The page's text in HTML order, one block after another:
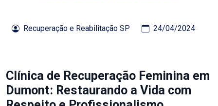
Recuperação e Reabilitação SP 24/04/2024
Clínica de Recuperação Feminina em
Dumont: Restaurando a Vida com